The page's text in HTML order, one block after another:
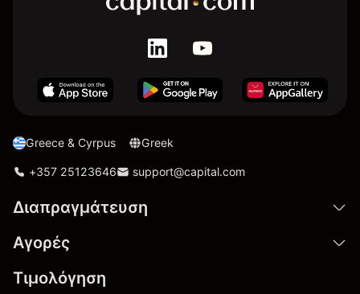
Greece & Cyrpus Greek
+357 25123646 support@capital.com
Διαπραγμάτευση
Αγορές
Τιμολόγηση